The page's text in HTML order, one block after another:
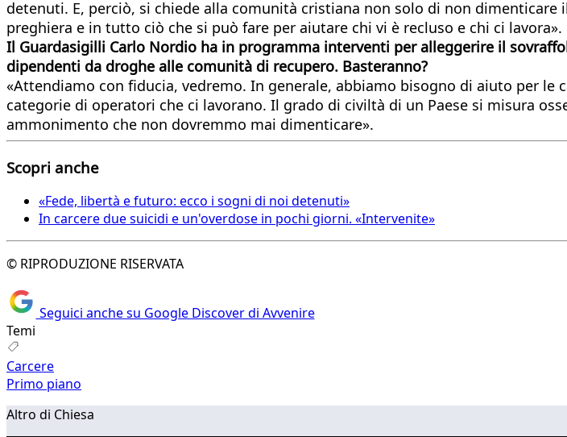
detenuti. E, perciò, si chiede alla comunità cristiana non solo di non dimenticare
preghiera e in tutto ciò che si può fare per aiutare chi vi è recluso e chi ci lavora».
Il Guardasigilli Carlo Nordio ha in programma interventi per alleggerire il
dipendenti da droghe alle comunità di recupero. Basteranno?
«Attendiamo con fiducia, vedremo. In generale, abbiamo bisogno di aiuto per
categorie di operatori che ci lavorano. Il grado di civiltà di un Paese si misura
ammonimento che non dovremmo mai dimenticare».
Scopri anche
«Fede, libertà e futuro: ecco i sogni di noi detenuti»
In carcere due suicidi e un'overdose in pochi giorni. «Intervenite»
© RIPRODUZIONE RISERVATA
Seguici anche su Google Discover di Avvenire
Temi
Carcere
Primo piano
Altro di Chiesa